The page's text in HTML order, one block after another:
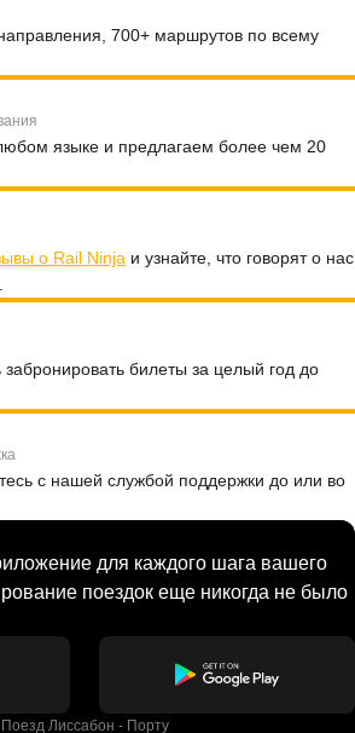
700+ маршрутов по всему
языке и предлагаем более чем 20
о Rail Ninja и узнайте, что говорят о нас
забронировать билеты за целый год до
с нашей службой поддержки до или во
для каждого шага вашего
поездок еще никогда не было
Поезд Лиссабон - Порту